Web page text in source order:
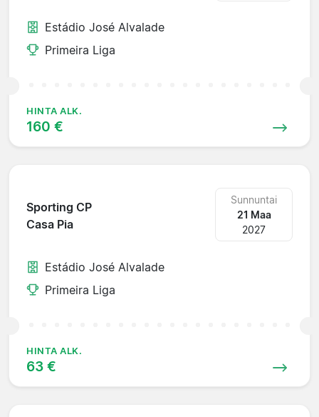
Estádio José Alvalade
Primeira Liga
HINTA ALK.
160 €
Sporting CP
Casa Pia
Sunnuntai
21 Maa
2027
Estádio José Alvalade
Primeira Liga
HINTA ALK.
63 €